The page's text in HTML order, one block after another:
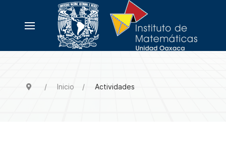
Inicio Actividades